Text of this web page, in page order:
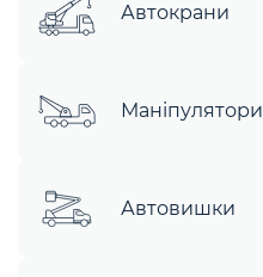
Автокрани
Маніпулятори
Автовишки